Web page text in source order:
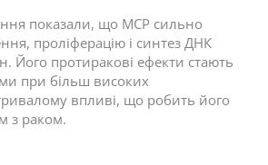
показали, що MCP сильно
проліферацію і синтез ДНК
Його протиракові ефекти стають
при більш високих
впливі, що робить його
з раком.